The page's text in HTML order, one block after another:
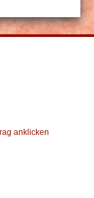
anklicken